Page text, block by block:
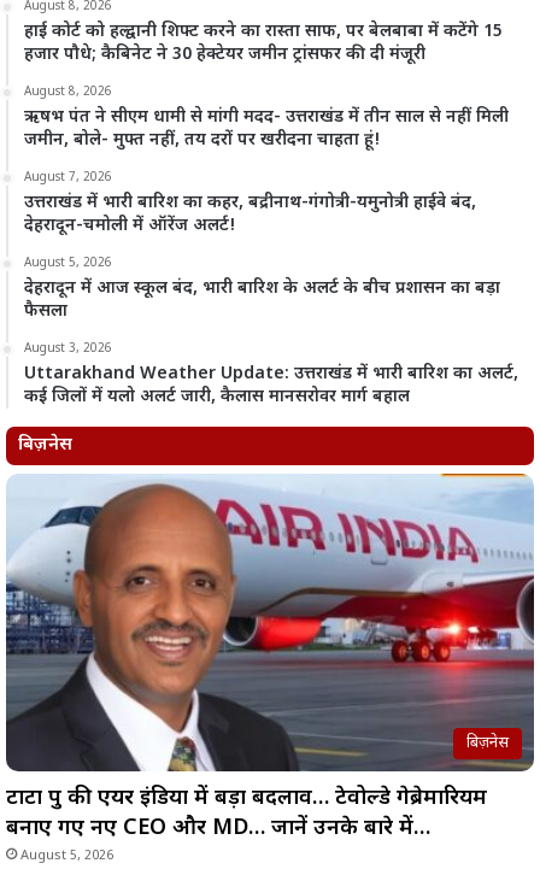
August 8, 2026
हाई कोर्ट को हल्द्वानी शिफ्ट करने का रास्ता साफ, पर बेलबाबा में कटेंगे 15
हजार पौधे; कैबिनेट ने 30 हेक्टेयर जमीन ट्रांसफर की दी मंजूरी
August 8, 2026
ऋषभ पंत ने सीएम धामी से मांगी मदद- उत्तराखंड में तीन साल से नहीं मिली
जमीन, बोले- मुफ्त नहीं, तय दरों पर खरीदना चाहता हूं!
August 7, 2026
उत्तराखंड में भारी बारिश का कहर, बद्रीनाथ-गंगोत्री-यमुनोत्री हाईवे बंद,
देहरादून-चमोली में ऑरेंज अलर्ट!
August 5, 2026
देहरादून में आज स्कूल बंद, भारी बारिश के अलर्ट के बीच प्रशासन का बड़ा
फैसला
August 3, 2026
Uttarakhand Weather Update: उत्तराखंड में भारी बारिश का अलर्ट,
कई जिलों में यलो अलर्ट जारी, कैलास मानसरोवर मार्ग बहाल
बिज़नेस
बिज़नेस
टाटा ग्रुप की एयर इंडिया में बड़ा बदलाव… टेवोल्डे गेब्रेमारियम
बनाए गए नए CEO और MD… जानें उनके बारे में…
August 5, 2026